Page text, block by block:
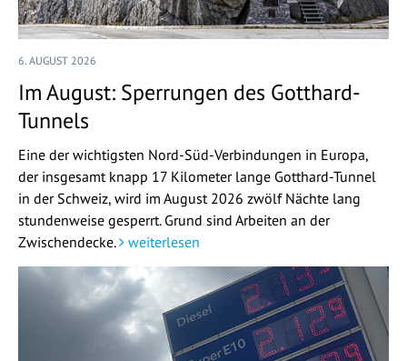
6. AUGUST 2026
Im August: Sperrungen des Gotthard-
Tunnels
Eine der wichtigsten Nord-Süd-Verbindungen in Europa,
der insgesamt knapp 17 Kilometer lange Gotthard-Tunnel
in der Schweiz, wird im August 2026 zwölf Nächte lang
stundenweise gesperrt. Grund sind Arbeiten an der
Zwischendecke.
weiterlesen